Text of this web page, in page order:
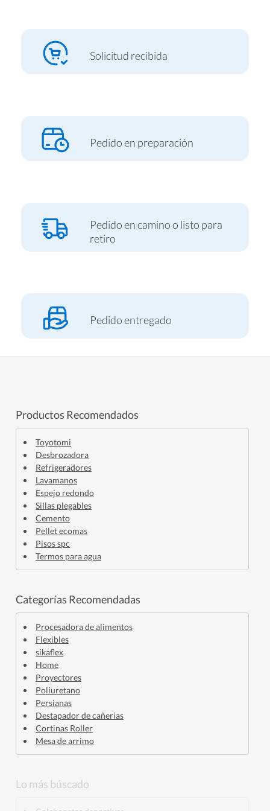
Ayuda con tarjeta CMR
En Copec
Solicitud recibida
Pedido en preparación
Pedido en camino o listo para
retiro
Pedido entregado
Productos Recomendados
Toyotomi
Desbrozadora
Refrigeradores
Lavamanos
Espejo redondo
Sillas plegables
Cemento
Pellet ecomas
Pisos spc
Termos para agua
Categorías Recomendadas
Procesadora de alimentos
Flexibles
sikaflex
Home
Proyectores
Poliuretano
Persianas
Destapador de cañerias
Cortinas Roller
Mesa de arrimo
Lo más búscado